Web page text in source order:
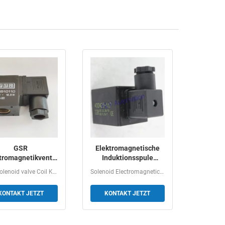
GSR
GSR Solenoid valve Coil K0150310 DC24V 11W Ordering...
JETZT
Elektromagnetische
Induktionsspule
Solenoid Electromagnetic Induction Coil 400425205,...
KONTAKT JETZT